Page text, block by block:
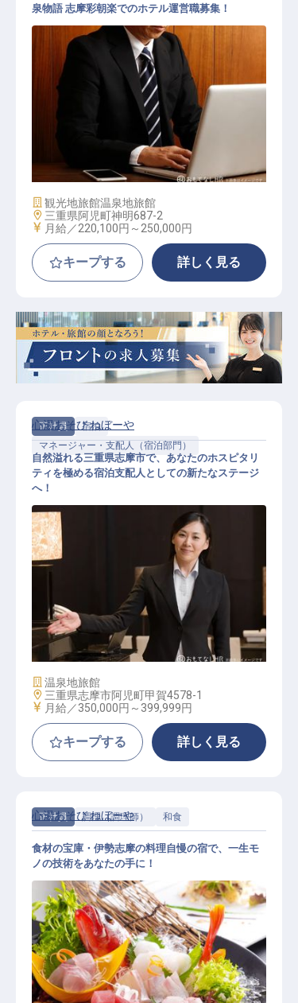
ホテル運営職(フロント・レストラン
泉物語 志摩彩朝楽でのホテル運営職募集！
施設業態
観光地旅館温泉地旅館
勤務地
三重県阿児町神明687-2
給与
月給／220,100円～ 250,000円
キープする 詳しく見る
正社員
宿泊
マネージャー・支配人（宿泊部門）
宿泊支配人
心湯あそび ねぼーや
自然溢れる三重県志摩市で、あなたのホスピタリ
ティを極める宿泊支配人としての新たなステージ
へ！
施設業態
温泉地旅館
勤務地
三重県志摩市阿児町甲賀4578-1
給与
月給／350,000円～ 399,999円
キープする 詳しく見る
正社員 調理（調理師） 和食
調理スタッフ│未経験OK／学歴不問
心湯あそび ねぼーや
食材の宝庫・伊勢志摩の料理自慢の宿で、一生モ
ノの技術をあなたの手に！